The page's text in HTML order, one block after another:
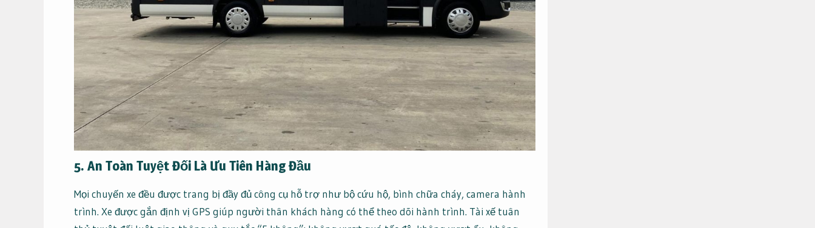
5. An Toàn Tuyệt Đối Là Ưu Tiên Hàng Đầu
Mọi chuyến xe đều được trang bị đầy đủ công cụ hỗ trợ như bộ cứu hộ, bình chữa cháy, camera hành
trình. Xe được gắn định vị GPS giúp người thân khách hàng có thể theo dõi hành trình. Tài xế tuân